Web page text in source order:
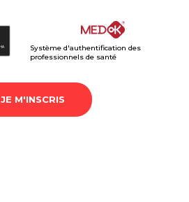
Système d'authentification des
professionnels de santé
JE M'INSCRIS